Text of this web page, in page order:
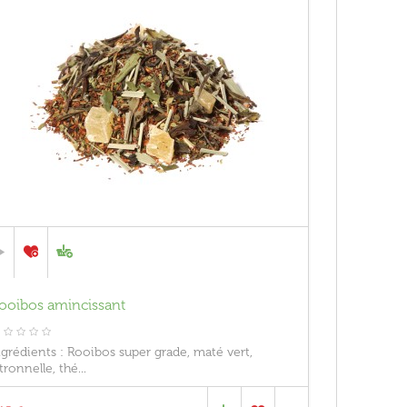
amincissant
: Rooibos super grade, maté vert,
thé...